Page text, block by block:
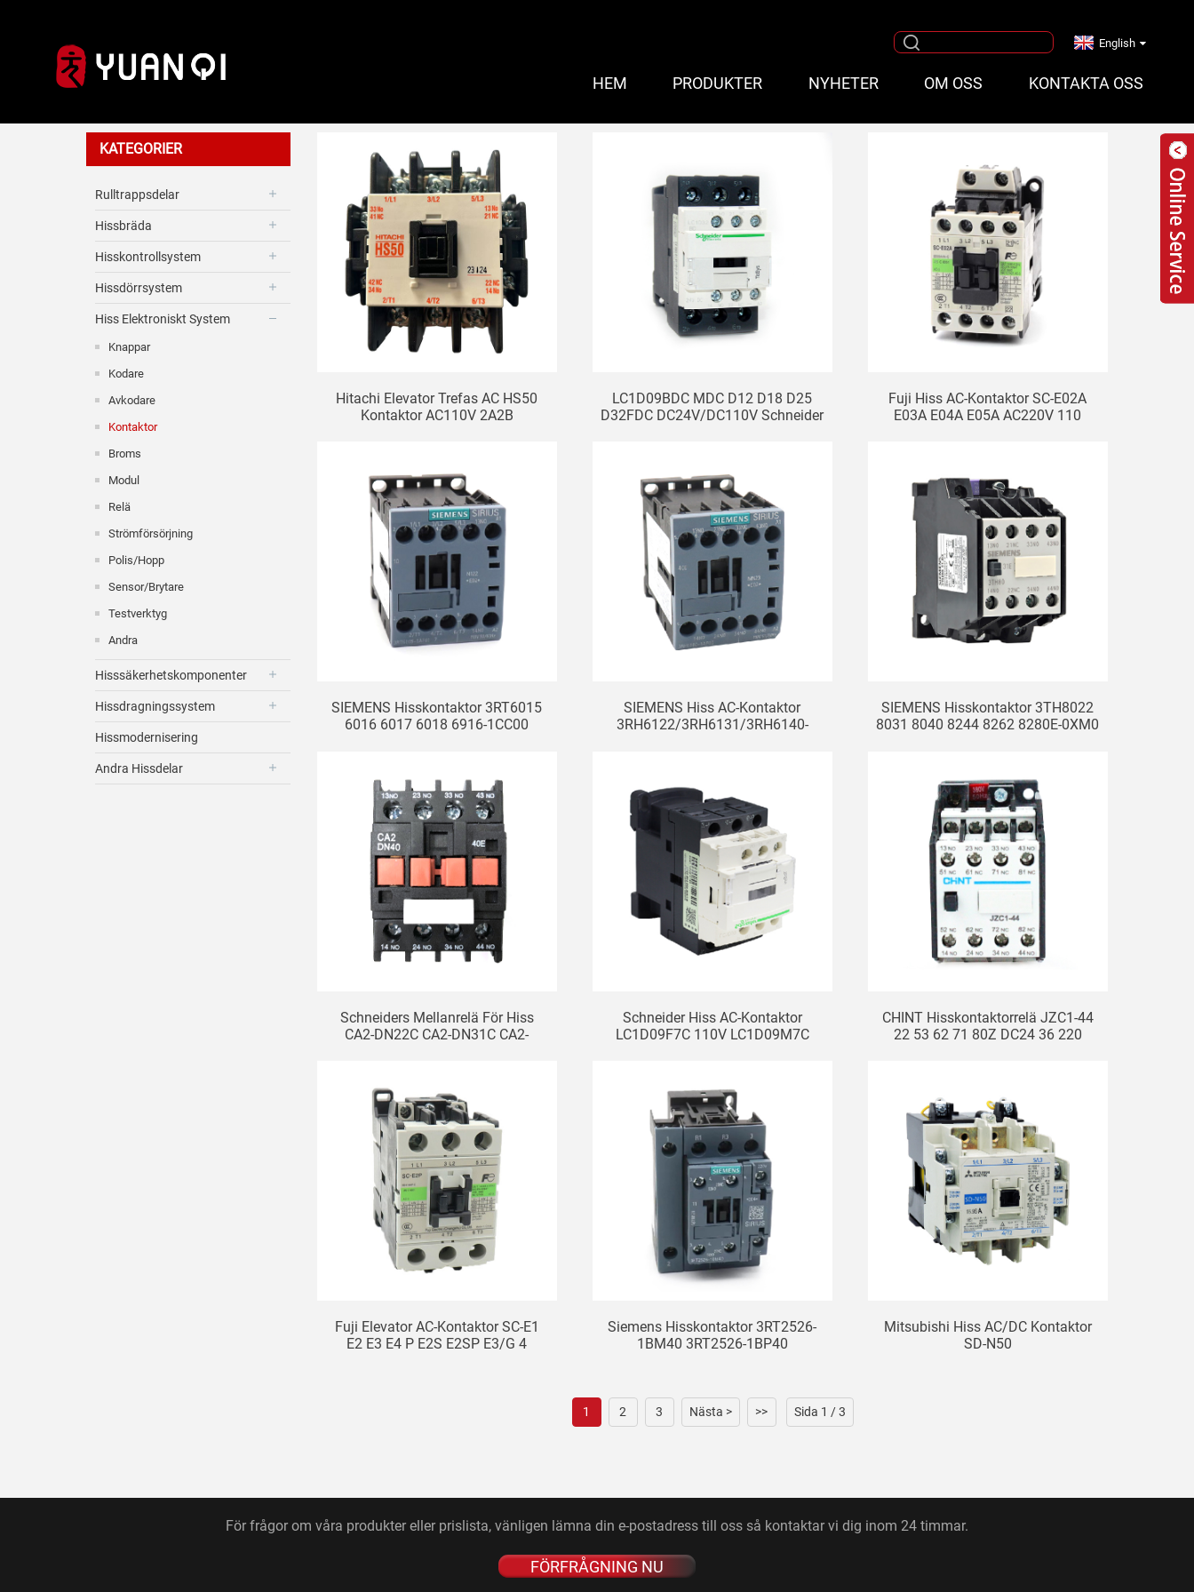
HEM PRODUKTER NYHETER OM OSS KONTAKTA OSS
English
KATEGORIER
Rulltrappsdelar
Hissbräda
Hisskontrollsystem
Hissdörrsystem
Hiss Elektroniskt System
Knappar
Kodare
Avkodare
Kontaktor
Broms
Modul
Relä
Strömförsörjning
Polis/Hopp
Sensor/brytare
Testverktyg
Andra
Hisssäkerhetskomponenter
Hissdragningssystem
Hissmodernisering
Andra Hissdelar
Hitachi Elevator Trefas AC HS50
Kontaktor AC110V 2A2B
LC1D09BDC MDC D12 D18 D25
D32FDC DC24V/DC110V Schneider
Fuji Hiss AC-Kontaktor SC-E02A
E03A E04A E05A AC220V 110
SIEMENS Hisskontaktor 3RT6015
6016 6017 6018 6916-1CC00
SIEMENS Hiss AC-Kontaktor
3RH6122/3RH6131/3RH6140-
SIEMENS Hisskontaktor 3TH8022
8031 8040 8244 8262 8280E-0XM0
Schneiders Mellanrelä För Hiss
CA2-DN22C CA2-DN31C CA2-
Schneider Hiss AC-Kontaktor
LC1D09F7C 110V LC1D09M7C
CHINT Hisskontaktorrelä JZC1-44
22 53 62 71 80Z DC24 36 220
Fuji Elevator AC-Kontaktor SC-E1
E2 E3 E4 P E2S E2SP E3/G 4
Siemens Hisskontaktor 3RT2526-
1BM40 3RT2526-1BP40
Mitsubishi Hiss AC/DC Kontaktor
SD-N50
1 2 3 Nästa > >> Sida 1 / 3
För frågor om våra produkter eller prislista, vänligen lämna din e-postadress till oss så kontaktar vi dig inom 24 timmar.
FÖRFRÅGNING NU